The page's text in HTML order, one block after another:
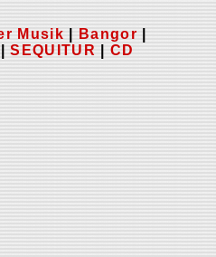
Musik Bangor
|SEQUITUR |CD